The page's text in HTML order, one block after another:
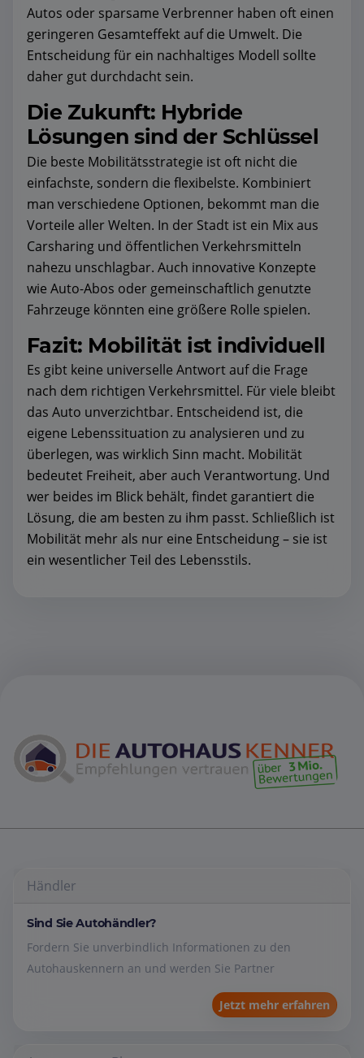
Autos oder sparsame Verbrenner haben oft einen
geringeren Gesamteffekt auf die Umwelt. Die
Entscheidung für ein nachhaltiges Modell sollte
daher gut durchdacht sein.
Die Zukunft: Hybride
Lösungen sind der Schlüssel
Die beste Mobilitätsstrategie ist oft nicht die
einfachste, sondern die flexibelste. Kombiniert
man verschiedene Optionen, bekommt man die
Vorteile aller Welten. In der Stadt ist ein Mix aus
Carsharing und öffentlichen Verkehrsmitteln
nahezu unschlagbar. Auch innovative Konzepte
wie Auto-Abos oder gemeinschaftlich genutzte
Fahrzeuge könnten eine größere Rolle spielen.
Fazit: Mobilität ist individuell
Es gibt keine universelle Antwort auf die Frage
nach dem richtigen Verkehrsmittel. Für viele bleibt
das Auto unverzichtbar. Entscheidend ist, die
eigene Lebenssituation zu analysieren und zu
überlegen, was wirklich Sinn macht. Mobilität
bedeutet Freiheit, aber auch Verantwortung. Und
wer beides im Blick behält, findet garantiert die
Lösung, die am besten zu ihm passt. Schließlich ist
Mobilität mehr als nur eine Entscheidung – sie ist
ein wesentlicher Teil des Lebensstils.
Händler
Sind Sie Autohändler?
Fordern Sie unverbindlich Informationen zu den
Autohauskennern an und werden Sie Partner
Jetzt mehr erfahren